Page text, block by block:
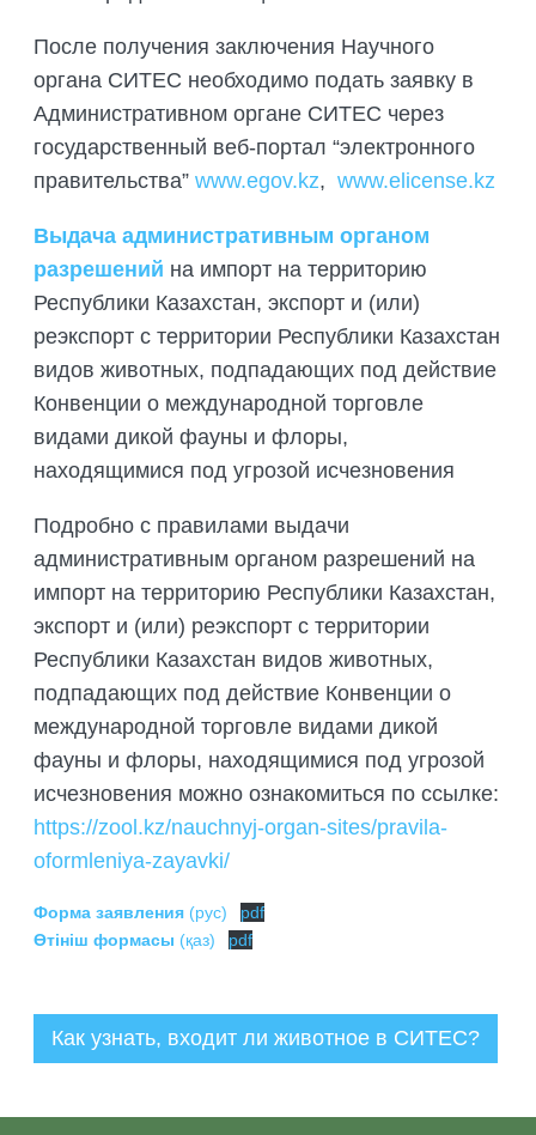
После получения заключения Научного
органа СИТЕС необходимо подать заявку в
Административном органе СИТЕС через
государственный веб-портал “электронного
правительства” www.egov.kz, www.elicense.kz
Выдача административным органом
разрешений на импорт на территорию
Республики Казахстан, экспорт и (или)
реэкспорт с территории Республики Казахстан
видов животных, подпадающих под действие
Конвенции о международной торговле
видами дикой фауны и флоры,
находящимися под угрозой исчезновения
Подробно с правилами выдачи
административным органом разрешений на
импорт на территорию Республики Казахстан,
экспорт и (или) реэкспорт с территории
Республики Казахстан видов животных,
подпадающих под действие Конвенции о
международной торговле видами дикой
фауны и флоры, находящимися под угрозой
исчезновения можно ознакомиться по ссылке:
https://zool.kz/nauchnyj-organ-sites/pravila-
oformleniya-zayavki/
Форма заявления (рус)
pdf
Өтініш формасы (қаз) pdf
14.02.2024
Как узнать, входит ли животное в СИТЕС?